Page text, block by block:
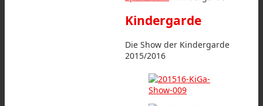
Kindergarde
Die Show der Kindergarde
2015/2016